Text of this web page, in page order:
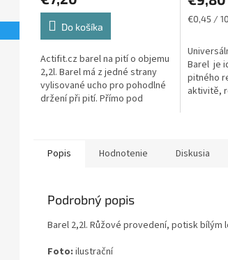
Do košíka
Actifit.cz barel na pití o objemu
2,2l. Barel má z jedné strany
vylisované ucho pro pohodlné
držení při pití. Přímo pod
€0,45 /
Barel je
pitného
aktivitě,
Popis Hodnotenie Diskusia
Podrobný popis
Barel 2,2l. Růžové provedení, potisk
Foto: ilustrační